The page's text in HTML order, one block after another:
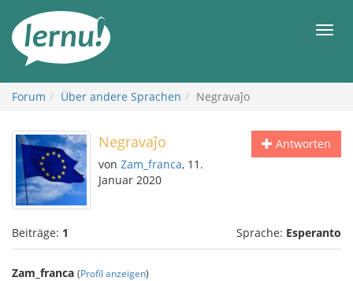
Inhalt
Forum Über andere Sprachen Negravaĵo
Antworten
Negravaĵo
von Zam_franca, 11.
Januar 2020
Beiträge: 1 Sprache: Esperanto
Zam_franca (Profil anzeigen)